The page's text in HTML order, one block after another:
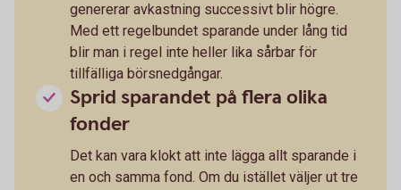
genererar avkastning successivt blir högre.
Med ett regelbundet sparande under lång tid
blir man i regel inte heller lika sårbar för
tillfälliga börsnedgångar.
Sprid sparandet på flera olika
fonder
Det kan vara klokt att inte lägga allt sparande i
en och samma fond. Om du istället väljer ut tre